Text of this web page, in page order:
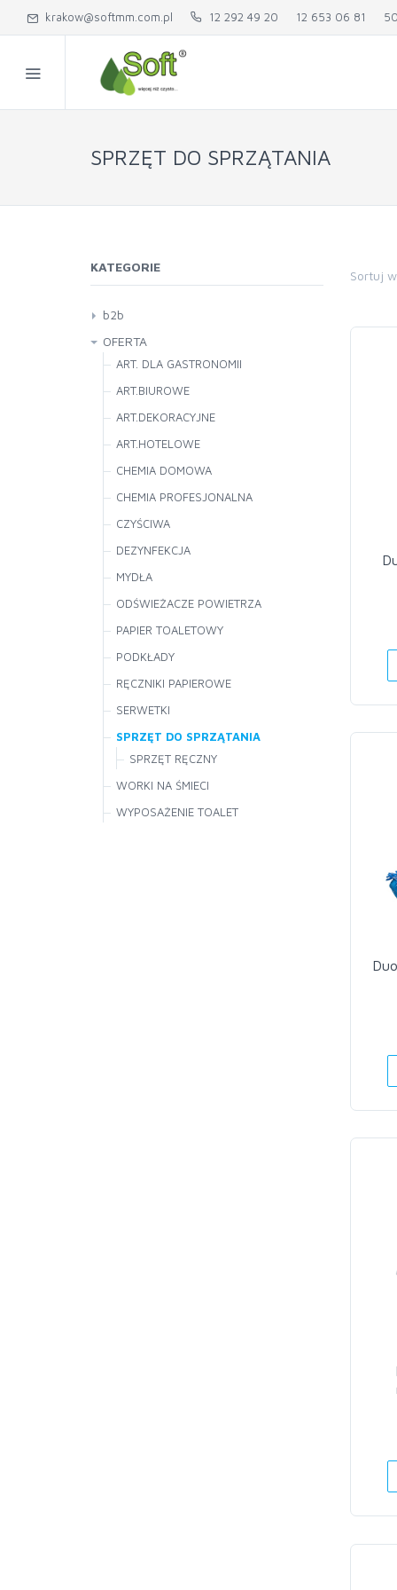
krakow@softmm.com.pl 12 292 49 20 12 653 06 81
SPRZĘT DO SPRZĄTANIA
Sortuj
KATEGORIE
b2b
OFERTA
ART. DLA GASTRONOMII
ART.BIUROWE
ART.DEKORACYJNE
ART.HOTELOWE
CHEMIA DOMOWA
CHEMIA PROFESJONALNA
CZYŚCIWA
DEZYNFEKCJA
MYDŁA
ODŚWIEŻACZE POWIETRZA
PAPIER TOALETOWY
PODKŁADY
RĘCZNIKI PAPIEROWE
SERWETKI
SPRZĘT DO SPRZĄTANIA
SPRZĘT RĘCZNY
WORKI NA ŚMIECI
WYPOSAŻENIE TOALET